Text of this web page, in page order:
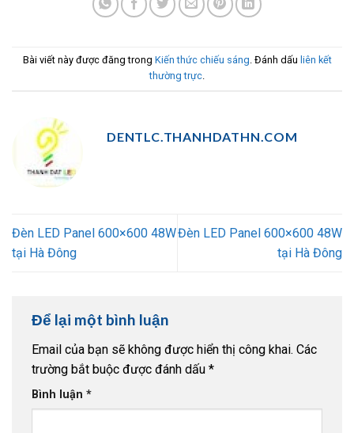
Bài viết này được đăng trong Kiến thức chiếu sáng. Đánh dấu liên kết
thường trực.
DENTLC.THANHDATHN.COM
Đèn LED Panel 600×600 48W
tại Hà Đông
Đèn LED Panel 600×600 48W
tại Hà Đông
Để lại một bình luận
Email của bạn sẽ không được hiển thị công khai. Các
trường bắt buộc được đánh dấu *
Bình luận *